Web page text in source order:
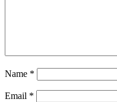
Name *
Email *